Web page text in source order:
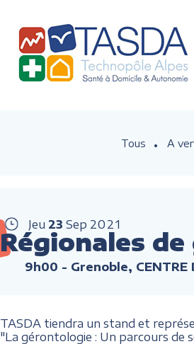
Tous A
Jeu 23 Sep 2021
Régionales
9h00 - Grenoble, CENTRE
TASDA tiendra un stand et
"La gérontologie : Un parcours de